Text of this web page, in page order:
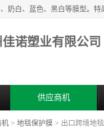
诺塑业有限公司
供应商机
机 > 地毯保护膜 > 出口跨境地